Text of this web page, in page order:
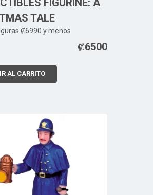
TALE
₡6990 y menos
₡6500
AL CARRITO